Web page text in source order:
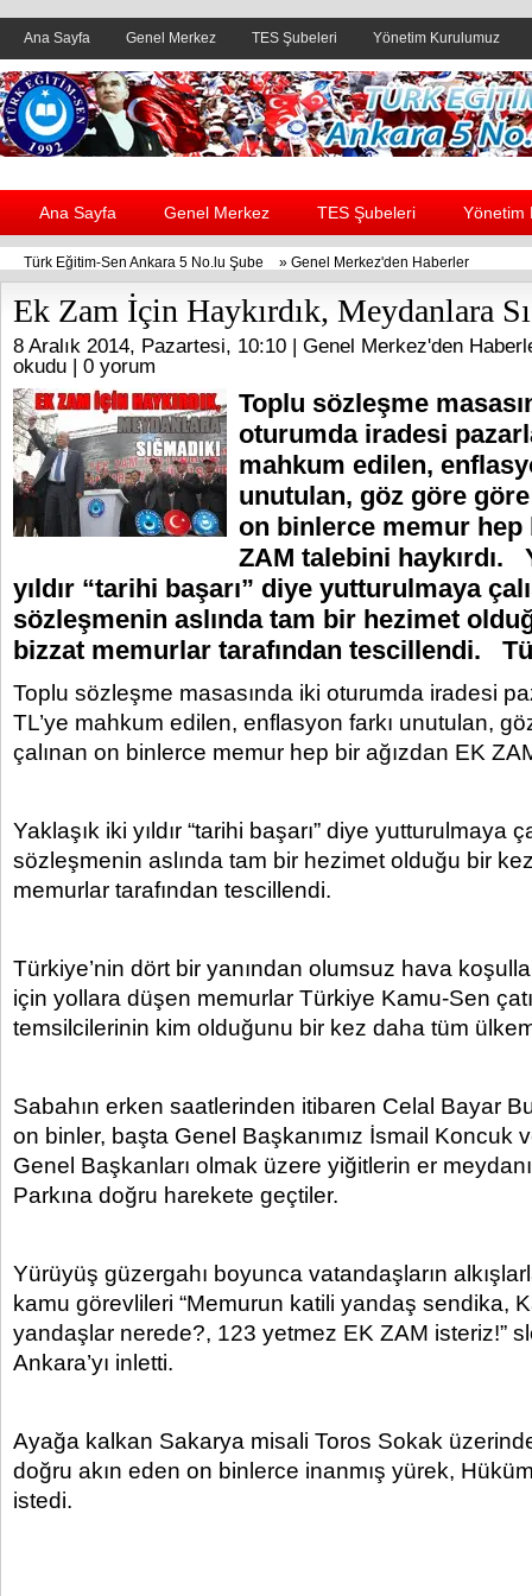
Ana Sayfa Genel Merkez TES Şubeleri Yönetim Kurulumuz
Header yanı reklam alanı
Ana Sayfa Genel Merkez TES Şubeleri Yönetim
Türk Eğitim-Sen Ankara 5 No.lu Şube » Genel Merkez'den Haberler
Ek Zam İçin Haykırdık, Meydanlara
8 Aralık 2014, Pazartesi, 10:10 | Genel Merkez'den
okudu | 0 yorum
Toplu sözleşme
oturumda iradesi
mahkum edilen,
unutulan, göz göre göre
on binlerce memur hep
ZAM talebini haykırdı.
yıldır “tarihi başarı” diye yutturulmaya
sözleşmenin aslında tam bir hezimet
bizzat memurlar tarafından tescillendi.
Toplu sözleşme masasında iki oturumda iradesi
TL’ye mahkum edilen, enflasyon farkı unutulan,
çalınan on binlerce memur hep bir ağızdan EK
Yaklaşık iki yıldır “tarihi başarı” diye yutturulmaya
sözleşmenin aslında tam bir hezimet olduğu bir
memurlar tarafından tescillendi.
Türkiye’nin dört bir yanından olumsuz hava
için yollara düşen memurlar Türkiye Kamu-Sen
temsilcilerinin kim olduğunu bir kez daha tüm
Sabahın erken saatlerinden itibaren Celal Bayar
on binler, başta Genel Başkanımız İsmail Koncuk
Genel Başkanları olmak üzere yiğitlerin er
Parkına doğru harekete geçtiler.
Yürüyüş güzergahı boyunca vatandaşların
kamu görevlileri “Memurun katili yandaş sendika,
yandaşlar nerede?, 123 yetmez EK ZAM isteriz!”
Ankara’yı inletti.
Ayağa kalkan Sakarya misali Toros Sokak
doğru akın eden on binlerce inanmış yürek,
istedi.